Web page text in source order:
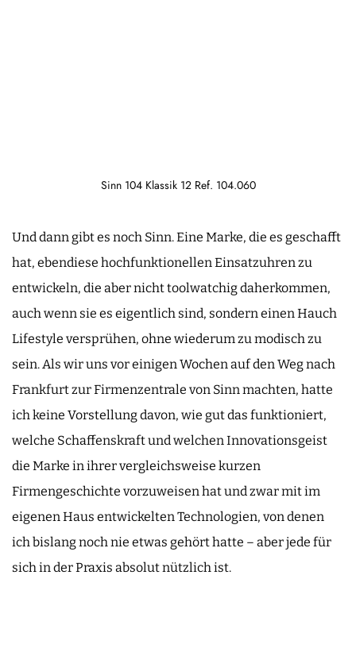
Sinn 104 Klassik 12 Ref. 104.060
Und dann gibt es noch Sinn. Eine Marke, die es geschafft
hat, ebendiese hochfunktionellen Einsatzuhren zu
entwickeln, die aber nicht toolwatchig daherkommen,
auch wenn sie es eigentlich sind, sondern einen Hauch
Lifestyle versprühen, ohne wiederum zu modisch zu
sein. Als wir uns vor einigen Wochen auf den Weg nach
Frankfurt zur Firmenzentrale von Sinn machten, hatte
ich keine Vorstellung davon, wie gut das funktioniert,
welche Schaffenskraft und welchen Innovationsgeist
die Marke in ihrer vergleichsweise kurzen
Firmengeschichte vorzuweisen hat und zwar mit im
eigenen Haus entwickelten Technologien, von denen
ich bislang noch nie etwas gehört hatte – aber jede für
sich in der Praxis absolut nützlich ist.